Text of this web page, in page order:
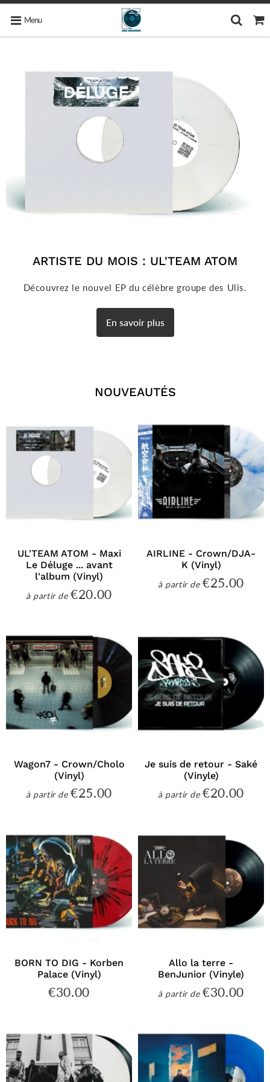
Menu
ARTISTE DU MOIS : UL'TEAM ATOM
Découvrez le nouvel EP du célèbre groupe des Ulis.
En savoir plus
NOUVEAUTÉS
UL'TEAM ATOM - Maxi
Le Déluge ... avant
l'album (Vinyl)
à partir dePrix
€20.00
AIRLINE - Crown/DJA-
K (Vinyl)
à partir dePrix
€25.00
Wagon7 - Crown/Cholo
(Vinyl)
à partir dePrix
€25.00
Je suis de retour - Saké
(Vinyle)
à partir dePrix
€20.00
BORN TO DIG - Korben
Palace (Vinyl)
Prix
€30.00
Allo la terre -
BenJunior (Vinyle)
à partir dePrix
€30.00